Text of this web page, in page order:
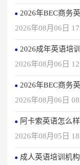
2026年BEC商务
2026年08月06日
2026成年英语培
2026年08月06日
2026年BEC商务英
2026年08月06日
阿卡索英语怎么
2026年08月05日
成人英语培训机构防